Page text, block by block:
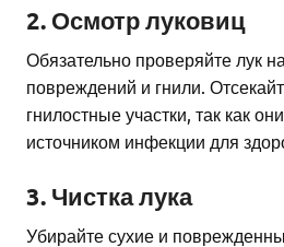
2. Осмотр луковиц
Обязательно проверяйте лук
повреждений и гнили.
гнилостные участки, так как
источником инфекции для
3. Чистка лука
Убирайте сухие и